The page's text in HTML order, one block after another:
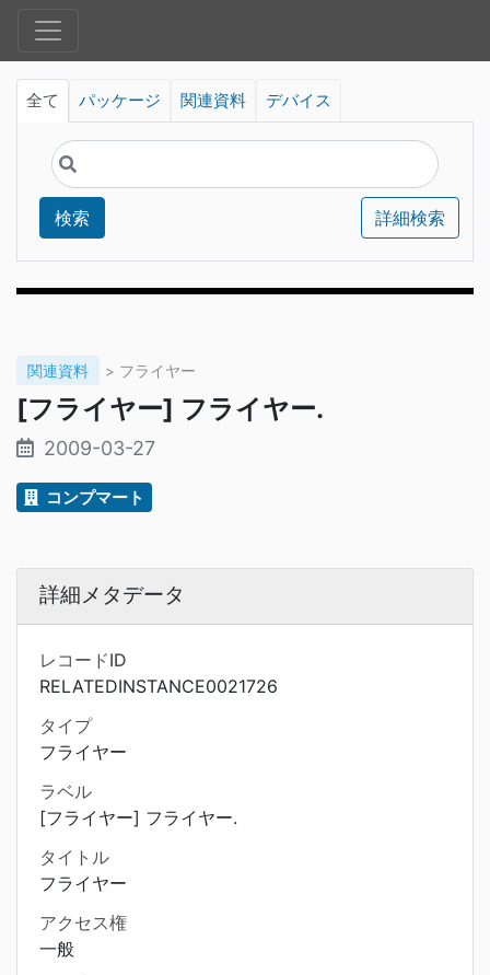
全て パッケージ 関連資料 デバイス
検索 詳細検索
関連資料 > フライヤー
[フライヤー] フライヤー.
2009-03-27
コンプマート
詳細メタデータ
レコードID
RELATEDINSTANCE0021726
タイプ
フライヤー
ラベル
[フライヤー] フライヤー.
タイトル
フライヤー
アクセス権
一般